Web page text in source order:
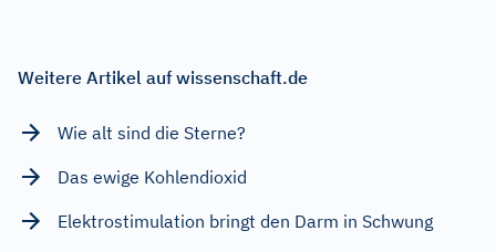
Weitere Artikel auf wissenschaft.de
Wie alt sind die Sterne?
Das ewige Kohlendioxid
Elektrostimulation bringt den Darm in Schwung